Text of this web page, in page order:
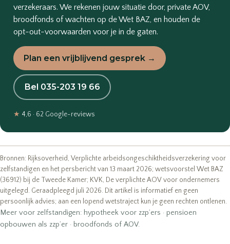
verzekeraars. We rekenen jouw situatie door, private AOV,
broodfonds of wachten op de Wet BAZ, en houden de
opt-out-voorwaarden voor je in de gaten.
Plan een vrijblijvend gesprek →
Bel 035-203 19 66
★ 4,6 · 62 Google-reviews
Bronnen: Rijksoverheid, Verplichte arbeidsongeschiktheidsverzekering voor
zelfstandigen en het persbericht van 13 maart 2026; wetsvoorstel Wet BAZ
(36912) bij de Tweede Kamer; KVK, De verplichte AOV voor ondernemers
uitgelegd. Geraadpleegd juli 2026. Dit artikel is informatief en geen
persoonlijk advies; aan een lopend wetstraject kun je geen rechten ontlenen.
Meer voor zelfstandigen: hypotheek voor zzp’ers · pensioen
opbouwen als zzp’er · broodfonds of AOV.